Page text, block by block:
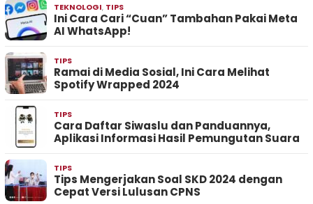
TEKNOLOGI, TIPS
Ini Cara Cari “Cuan” Tambahan Pakai Meta
AI WhatsApp!
TIPS
Ramai di Media Sosial, Ini Cara Melihat
Spotify Wrapped 2024
TIPS
Cara Daftar Siwaslu dan Panduannya,
Aplikasi Informasi Hasil Pemungutan Suara
TIPS
Tips Mengerjakan Soal SKD 2024 dengan
Cepat Versi Lulusan CPNS